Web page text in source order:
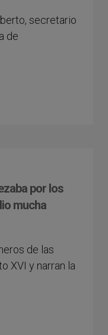
secretario
de
por los
mucha
de las
XVI y narran la